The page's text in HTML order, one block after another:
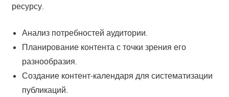
ресурсу.
Анализ потребностей аудитории.
Планирование контента с точки зрения его
разнообразия.
Создание контент-календаря для систематизации
публикаций.